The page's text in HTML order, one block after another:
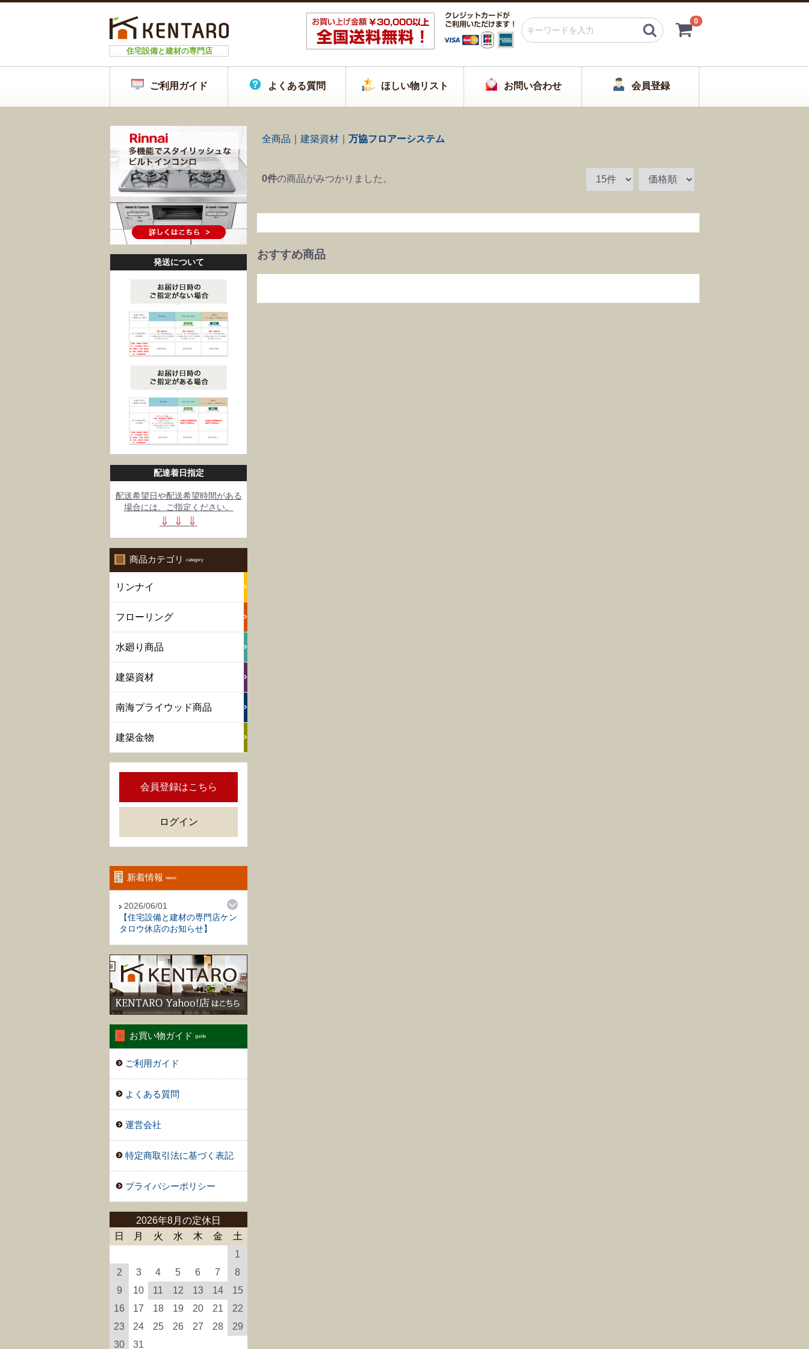
住宅設備と建材の専門店
0
ご利用ガイド よくある質問 ほしい物リスト お問い合わせ 会員登録
発送について
配達着日指定
配送希望日や配送希望時間がある
場合には、ご指定ください。
⇓ ⇓ ⇓
商品カテゴリ
リンナイ
フローリング
水廻り商品
建築資材
南海プライウッド商品
建築金物
会員登録はこちら
ログイン
新着情報
2026/06/01
【住宅設備と建材の専門店ケン
タロウ休店のお知らせ】
お買い物ガイド
ご利用ガイド
よくある質問
運営会社
特定商取引法に基づく表記
プライバシーポリシー
2026年8月の定休日
日
月 火 水 木 金
土
1
2
3 4 5 6 7
8
9
10 11 12 13 14
15
16
17 18 19 20 21
22
23
24 25 26 27 28
29
30
31
全商品 建築資材 万協フロアーシステム
0件の商品がみつかりました。
おすすめ商品